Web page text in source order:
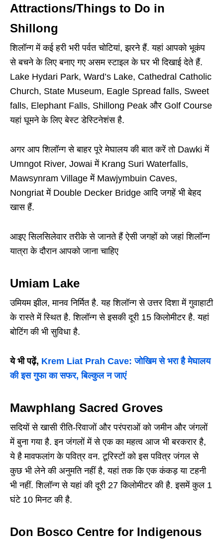
Attractions/Things to Do in
Shillong
शिलॉन्ग में कई हरी भरी पर्वत चोटियां, झरने हैं. यहां आपको भूकंप
से बचने के लिए बनाए गए असम स्टाइल के घर भी दिखाई देते हैं.
Lake Hydari Park, Ward’s Lake, Cathedral Catholic
Church, State Museum, Eagle Spread falls, Sweet
falls, Elephant Falls, Shillong Peak और Golf Course
यहां घूमने के लिए बेस्ट डेस्टिनेशंस है.
अगर आप शिलॉन्ग से बाहर पूरे मेघालय की बात करें तो Dawki में
Umngot River, Jowai में Krang Suri Waterfalls,
Mawsynram Village में Mawjymbuin Caves,
Nongriat में Double Decker Bridge आदि जगहें भी बेहद
खास हैं.
आइए सिलसिलेवार तरीके से जानते हैं ऐसी जगहों को जहां शिलॉन्ग
यात्रा के दौरान आपको जाना चाहिए
Umiam Lake
उमियम झील, मानव निर्मित है. यह शिलॉन्ग से उत्तर दिशा में गुवाहाटी
के रास्ते में स्थित है. शिलॉन्ग से इसकी दूरी 15 किलोमीटर है. यहां
बोटिंग की भी सुविधा है.
ये भी पढ़ें, Krem Liat Prah Cave: जोखिम से भरा है मेघालय
की इस गुफा का सफर, बिल्कुल न जाएं
Mawphlang Sacred Groves
सदियों से खासी रीति-रिवाजों और परंपराओं को जमीन और जंगलों
में बुना गया है. इन जंगलों में से एक का महत्व आज भी बरकरार है,
ये है मावफलांग के पवित्र वन. टूरिस्टों को इस पवित्र जंगल से
कुछ भी लेने की अनुमति नहीं है, यहां तक कि एक कंकड़ या टहनी
भी नहीं. शिलॉन्ग से यहां की दूरी 27 किलोमीटर की है. इसमें कुल 1
घंटे 10 मिनट की है.
Don Bosco Centre for Indigenous